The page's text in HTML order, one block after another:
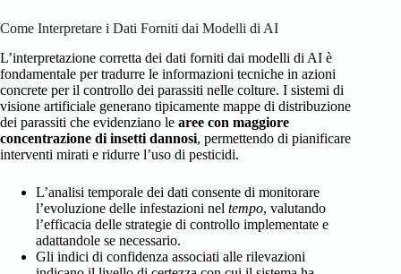
Come Interpretare i Dati Forniti dai Modelli di AI
L’interpretazione corretta dei dati forniti dai modelli di AI è
fondamentale per tradurre le informazioni tecniche in azioni
concrete per il controllo dei parassiti nelle colture. I sistemi di
visione artificiale generano tipicamente mappe di distribuzione
dei parassiti che evidenziano le aree con maggiore
concentrazione di insetti dannosi, permettendo di pianificare
interventi mirati e ridurre l’uso di pesticidi.
L’analisi temporale dei dati consente di monitorare
l’evoluzione delle infestazioni nel tempo, valutando
l’efficacia delle strategie di controllo implementate e
adattandole se necessario.
Gli indici di confidenza associati alle rilevazioni